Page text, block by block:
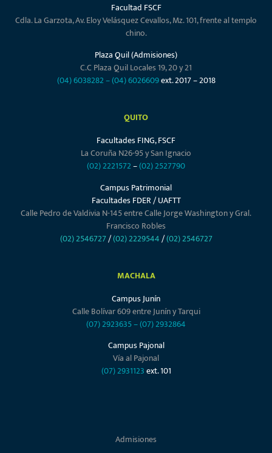
Facultad FSCF
Cdla. La Garzota, Av. Eloy Velásquez Cevallos, Mz. 101, frente al templo
chino.
Plaza Quil (Admisiones)
C.C Plaza Quil Locales 19, 20 y 21
(04) 6038282–(04) 6026609ext. 2017 – 2018
QUITO
Facultades FING, FSCF
La Coruña N26-95 y San Ignacio
(02) 2221572–(02) 2527790
Campus Patrimonial
Facultades FDER / UAFTT
Calle Pedro de Valdivia N-145 entre Calle Jorge Washington y Gral.
Francisco Robles
(02) 2546727/(02) 2229544/(02) 2546727
MACHALA
Campus Junín
Calle Bolívar 609 entre Junín y Tarqui
(07) 2923635–(07) 2932864
Campus Pajonal
Vía al Pajonal
(07) 2931123ext. 101
Admisiones